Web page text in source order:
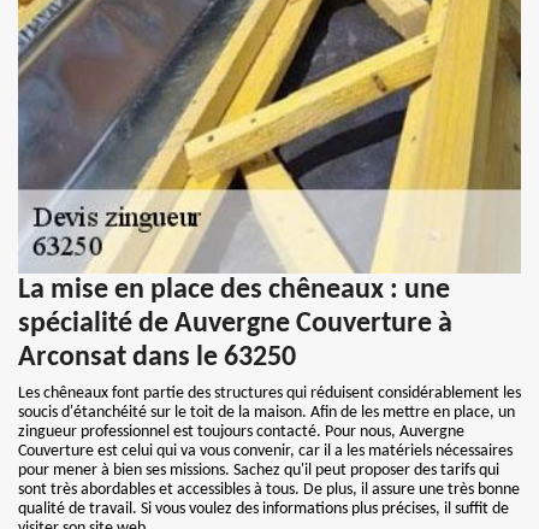
La mise en place des chêneaux : une
spécialité de Auvergne Couverture à
Arconsat dans le 63250
Les chêneaux font partie des structures qui réduisent considérablement les
soucis d'étanchéité sur le toit de la maison. Afin de les mettre en place, un
zingueur professionnel est toujours contacté. Pour nous, Auvergne
Couverture est celui qui va vous convenir, car il a les matériels nécessaires
pour mener à bien ses missions. Sachez qu'il peut proposer des tarifs qui
sont très abordables et accessibles à tous. De plus, il assure une très bonne
qualité de travail. Si vous voulez des informations plus précises, il suffit de